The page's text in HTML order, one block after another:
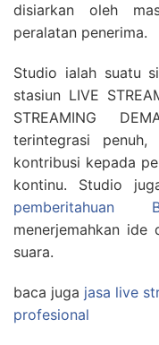
disiarkan oleh
peralatan penerima.
Studio ialah suatu
stasiun LIVE
STREAMING
terintegrasi penuh,
kontribusi kepada
kontinu. Studio
pemberitahuan
menerjemahkan ide
suara.
baca juga jasa live
profesional